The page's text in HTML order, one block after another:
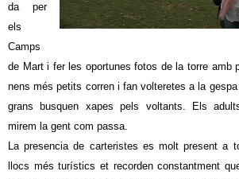
da per
els
Camps
de Mart i fer les oportunes fotos de la torre amb
nens més petits corren i fan volteretes a la
grans busquen xapes pels voltants. Els
mirem la gent com passa.
La presencia de carteristes es molt present a
llocs més turístics et recorden constantment